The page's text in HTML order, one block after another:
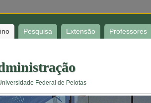
Pesquisa Extensão Professores
Federal de Pelotas